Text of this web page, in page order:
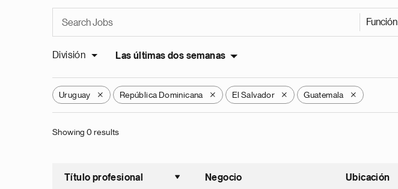
Función
División Las últimas dos semanas
Uruguay X República Dominicana X El Salvador X Guatemala X
Showing 0 results
Título profesional
Ordenar ascendente
Negocio Ubicación